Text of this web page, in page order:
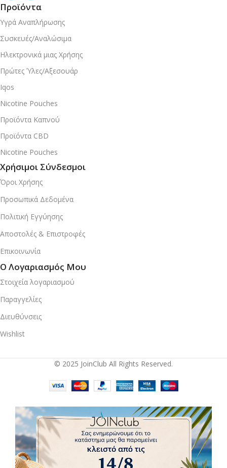
Προϊόντα
Υγρά Αναπλήρωσης
Συσκευές/Αναλώσιμα
Ηλεκτρονικά μιας Χρήσης
Πρώτες Ύλες/Αξεσουάρ
Iqos
Nicotine Pouches
Προϊόντα Καπνού
Προϊόντα CBD
Nicotine Pouches
Χρήσιμοι Σύνδεσμοι
Όροι Χρήσης
Προσωπικά Δεδομένα
Πολιτική Εγγύησης
Αποστολές & Επιστροφές
Επικοινωνία
Ο Λογαριασμός Μου
Στοιχεία λογαριασμού
Παραγγελίες
Διευθύνσεις
Wishlist
© 2025 JoinClub All Rights Reserved.